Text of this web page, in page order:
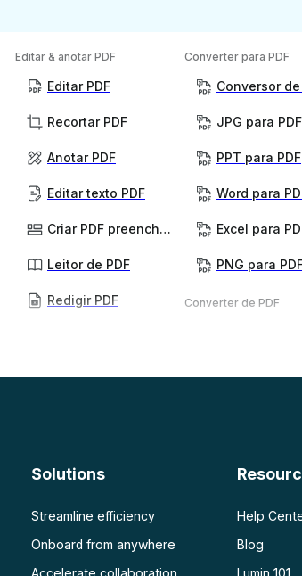
Editar & anotar PDF
Editar PDF
Recortar PDF
Anotar PDF
Editar texto PDF
Criar PDF preenchível
Leitor de PDF
Redigir PDF
Converter para PDF
Conversor de
JPG para PDF
PPT para PDF
Word para
Excel para
PNG para
Converter de PDF
PDF para
Solutions
Streamline efficiency
Onboard from anywhere
Accelerate collaboration
Help
Blog
Lumin 101